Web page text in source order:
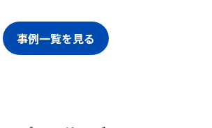
事例一覧を見る